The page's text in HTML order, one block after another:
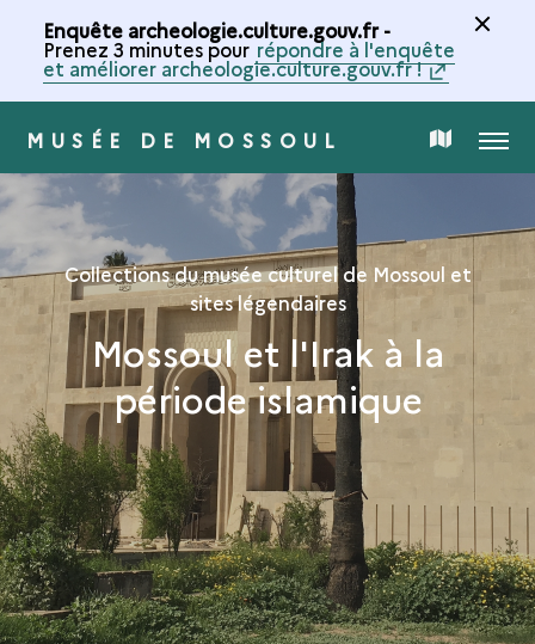
Enquête archeologie.culture.gouv.fr -
Prenez 3 minutes pour répondre à l'enquête
et améliorer archeologie.culture.gouv.fr !
MUSÉE DE MOSSOUL CARTE
LA
COLLECTION
MENU
Collections du musée culturel de Mossoul et
sites légendaires
Mossoul et l'Irak à la
période islamique